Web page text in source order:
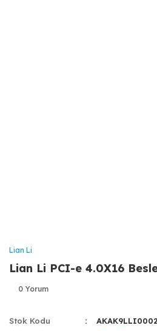
Lian Li
Lian Li PCI-e 4.0X16
0 Yorum
Stok Kodu